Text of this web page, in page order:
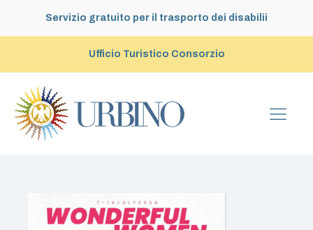
Servizio gratuito per il trasporto dei disabilii
Ufficio Turistico Consorzio